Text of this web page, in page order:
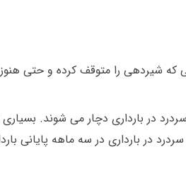
که شیردهی را متوقف کرده و حتی هنوز
در بارداری دچار می شوند. بسیاری از
همچنین این سردرد در بارداری در سه ماهه